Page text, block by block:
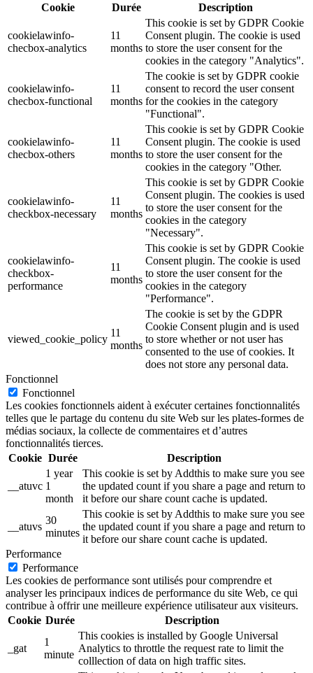
Cookie
Durée Description
cookielawinfo-
checbox-analytics
11
months
This cookie is set by GDPR Cookie
Consent plugin. The cookie is used
to store the user consent for the
cookies in the category "Analytics".
cookielawinfo-
checbox-functional
11
months
The cookie is set by GDPR cookie
consent to record the user consent
for the cookies in the category
"Functional".
cookielawinfo-
checbox-others
11
months
This cookie is set by GDPR Cookie
Consent plugin. The cookie is used
to store the user consent for the
cookies in the category "Other.
cookielawinfo-
checkbox-necessary
11
months
This cookie is set by GDPR Cookie
Consent plugin. The cookies is used
to store the user consent for the
cookies in the category
"Necessary".
cookielawinfo-
checkbox-
performance
11
months
This cookie is set by GDPR Cookie
Consent plugin. The cookie is used
to store the user consent for the
cookies in the category
"Performance".
viewed_cookie_policy
11
months
The cookie is set by the GDPR
Cookie Consent plugin and is used
to store whether or not user has
consented to the use of cookies. It
does not store any personal data.
Fonctionnel
Fonctionnel
Les cookies fonctionnels aident à exécuter certaines fonctionnalités
telles que le partage du contenu du site Web sur les plates-formes de
médias sociaux, la collecte de commentaires et d’autres
fonctionnalités tierces.
Cookie Durée Description
__atuvc
1 year
1
month
This cookie is set by Addthis to make sure you see
the updated count if you share a page and return to
it before our share count cache is updated.
__atuvs
30
minutes
This cookie is set by Addthis to make sure you see
the updated count if you share a page and return to
it before our share count cache is updated.
Performance
Performance
Les cookies de performance sont utilisés pour comprendre et
analyser les principaux indices de performance du site Web, ce qui
contribue à offrir une meilleure expérience utilisateur aux visiteurs.
Cookie Durée Description
_gat
1
minute
This cookies is installed by Google Universal
Analytics to throttle the request rate to limit the
colllection of data on high traffic sites.